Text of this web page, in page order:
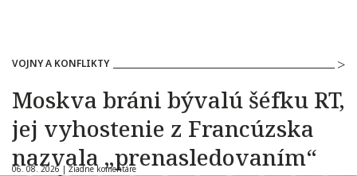
VOJNY A KONFLIKTY
Moskva bráni bývalú šéfku RT,
jej vyhostenie z Francúzska
nazvala „prenasledovaním“
06. 08. 2026 |Žiadne komentáre